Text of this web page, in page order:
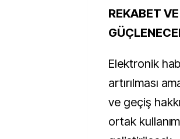
REKABET
Elektronik
artırılması
ve geçiş
ortak